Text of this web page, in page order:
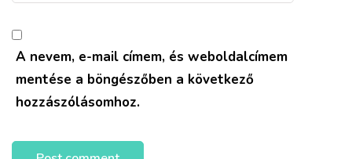
A nevem, e-mail címem, és weboldalcímem
mentése a böngészőben a következő
hozzászólásomhoz.